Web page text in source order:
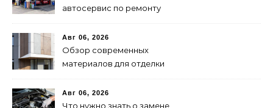
автосервис по ремонту
рекомендации
Авг 06, 2026
Обзор современных
материалов для отделки
решения
Авг 06, 2026
Что нужно знать о замене